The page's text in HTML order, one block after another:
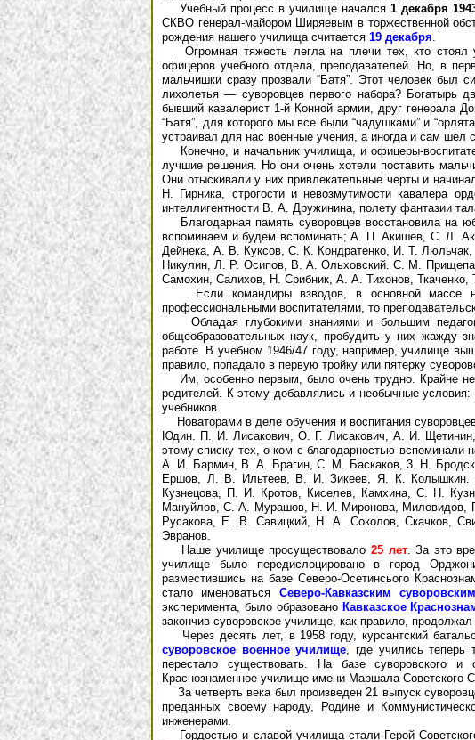
Учебный процесс в училище начался 1 декабря
СКВО генерал-майором Ширяевым в торжественной
рождения нашего училища считается 19 декабря.
Огромная тяжесть легла на плечи тех, кто стоял у
офицеров учебного отдела, преподавателей. Но, в
мальчишки сразу прозвали “Батя”. Этот человек был
лихолетья — суворовцев первого набора? Богатырь
бывший кавалерист 1-й Конной армии, друг генерала
“Батя”, для которого мы все были “чадушками” и
устраивал для нас военные учения, а иногда и сам
Конечно, и начальник училища, и офицеры-
лучшие решения. Но они очень хотели поставить
Они отыскивали у них привлекательные черты и
Н. Гирника, строгости и невозмутимости кавалера
интеллигентности В. А. Дружинина, полету фантазии
Благодарная память суворовцев восстановила на
вспоминаем и будем вспоминать; А. П. Акишев, С. Л.
Дейнека, А. В. Куксов, С. К. Кондратенко, И. Т.
Никулин, Л. Р. Осипов, В. А. Ольховский. С. М.
Самохин, Салихов, Н. Срибник, А. А. Тихонов,
Если командиры взводов, в основной массе
профессиональными воспитателями, то
Обладая глубокими знаниями и большим
общеобразовательных наук, пробудить у них жажду
работе. В учебном 1946/47 году, например, училище
правило, попадало в первую тройку или пятерку
Им, особенно первым, было очень трудно. Крайне
родителей. К этому добавлялись и необычные
учебников.
Новаторами в деле обучения и воспитания
Юдин. П. И. Лисакович, О. Г. Лисакович, А. И.
этому списку тех, о ком с благодарностью
А. И. Бармин, В. А. Брагин, С. М. Баскаков, 3. Н.
Ершов, Л. В. Ильтеев, В. И. Зикеев, Я. К. Колышкин.
Кузнецова, П. И. Кротов, Киселев, Камхина, С. Н.
Мануйлов, С. А. Мурашов, Н. И. Миронова, Миловидов,
Русакова, Е. В. Савицкий, Н. А. Соколов, Скачков,
Эвранов.
Наше училище просуществовало25 лет. За это
училище было передислоцировано в город
разместившись на базе Северо-Осетинсього
стало именоваться Северо-Кавказским
эксперимента, было образовано Кавказское
закончив суворовское училище, как правило,
Через десять лет, в 1958 году, курсантский
суворовское военное училище, где учились
перестало существовать. На базе суворовского
Краснознаменное училище имени Маршала Советского
За четверть века был произведен 21 выпуск
преданных своему народу, Родине и
инженерами.
Гордостью и славой училища стали Герой